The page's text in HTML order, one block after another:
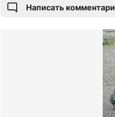
Написать